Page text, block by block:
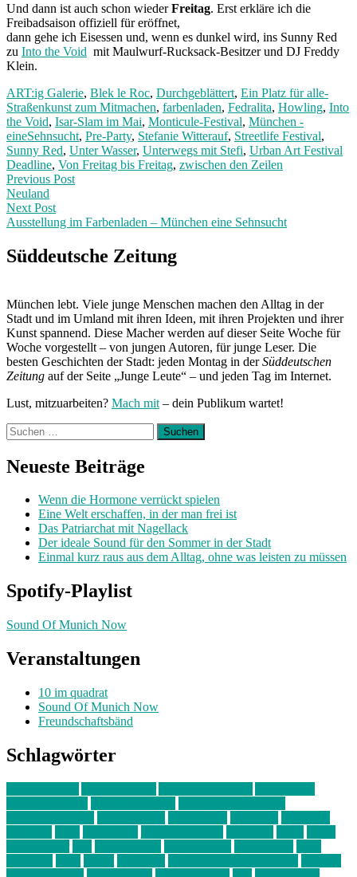
Und dann ist auch schon wiederFreitag. Erst erkläre ich die
Freibadsaison offiziell für eröffnet,
dann gehe ich Eisessen und, wenn es dunkel wird, ins Sunny Red
zu Into the Void mit Maulwurf-Rucksack-Besitzer und DJ Freddy
Klein.
ART:ig Galerie, Blek le Roc, Durchgeblättert, Ein Platz für alle-
Straßenkunst zum Mitmachen, farbenladen, Fedralita, Howling, Into
the Void, Isar-Slam im Mai, Monticule-Festival, München -
eineSehnsucht, Pre-Party, Stefanie Witterauf, Streetlife Festival,
Sunny Red, Unter Wasser, Unterwegs mit Stefi, Urban Art Festival
Deadline, Von Freitag bis Freitag, zwischen den Zeilen
Post
navigation
Previous PostPrevious
Neuland
Next Post
Ausstellung im Farbenladen – München eine Sehnsucht
Post:
Süddeutsche Zeitung
München lebt. Viele junge Menschen machen den Alltag in der
Stadt und im Umland mit ihren Ideen, mit ihren Projekten und ihrer
Kunst spannend. Diese Macher werden auf dieser Seite Woche für
Woche vorgestellt – von jungen Autoren, für junge Leser. Die
besten Geschichten der Stadt: jeden Montag in derSüddeutschen
Zeitung auf der Seite „Junge Leute“ – und jeden Tag im Internet.
Lust, mitzuarbeiten? Mach mit – dein Publikum wartet!
Suchen
nach:
Neueste Beiträge
Wenn die Hormone verrückt spielen
Eine Welt erschaffen, in der man frei ist
Das Patriarchat mit Nagellack
Der ideale Sound für den Sommer in der Stadt
Einmal kurz raus aus dem Alltag, ohne was leisten zu müssen
Spotify-Playlist
Sound Of Munich Now
Veranstaltungen
10 im quadrat
Sound Of Munich Now
Freundschaftsbänd
Schlagwörter